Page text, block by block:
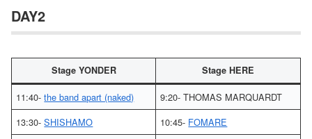
DAY2
Stage YONDER Stage HERE
11:40-the band apart (naked)
9:20- THOMAS MARQUARDT
13:30-SHISHAMO 10:45- FOMARE